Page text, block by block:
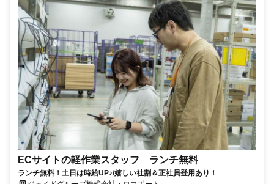
ECサイトの軽作業スタッフ ランチ無料
ランチ無料！土日は時給UP♪/嬉しい社割＆正社員登用あり！